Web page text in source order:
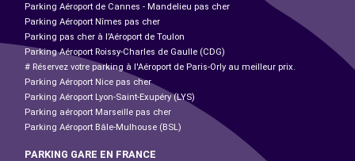
Parking Aéroport de Cannes - Mandelieu pas cher
Parking Aéroport Nîmes pas cher
Parking pas cher à l’Aéroport de Toulon
Parking Aéroport Roissy-Charles de Gaulle (CDG)
# Réservez votre parking à l'Aéroport de Paris-Orly au meilleur prix.
Parking Aéroport Nice pas cher
Parking Aéroport Lyon-Saint-Exupéry (LYS)
Parking aéroport Marseille pas cher
Parking Aéroport Bâle-Mulhouse (BSL)
PARKING GARE EN FRANCE